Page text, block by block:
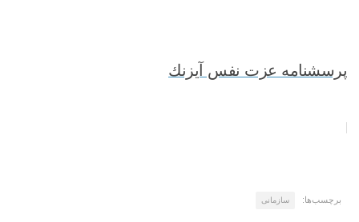
پرسشنامه­ عزت نفس آيزنك
برچسب‌ها: سازمانی